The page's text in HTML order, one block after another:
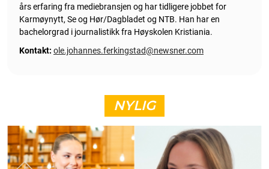
års erfaring fra mediebransjen og har tidligere jobbet for
Karmøynytt, Se og Hør/Dagbladet og NTB. Han har en
bachelorgrad i journalistikk fra Høyskolen Kristiania.
Kontakt: ole.johannes.ferkingstad@newsner.com
NYLIG